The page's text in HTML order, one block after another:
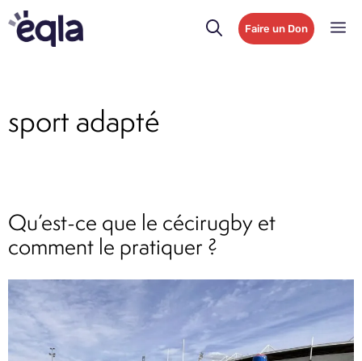
Faire un Don
sport adapté
Qu’est-ce que le cécirugby et
comment le pratiquer ?